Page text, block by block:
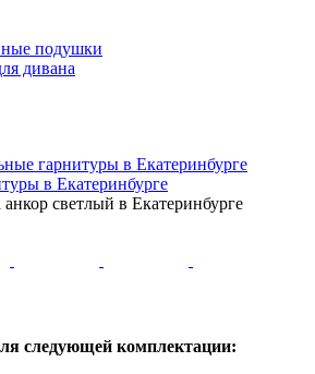
подушки
дивана
гарнитуры в Екатеринбурге
в Екатеринбурге
светлый в Екатеринбурге
следующей комплектации: